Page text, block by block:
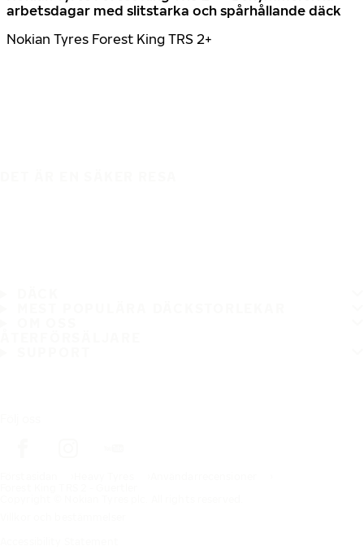
arbetsdagar med slitstarka och spårhållande däck
Nokian Tyres Forest King TRS 2+